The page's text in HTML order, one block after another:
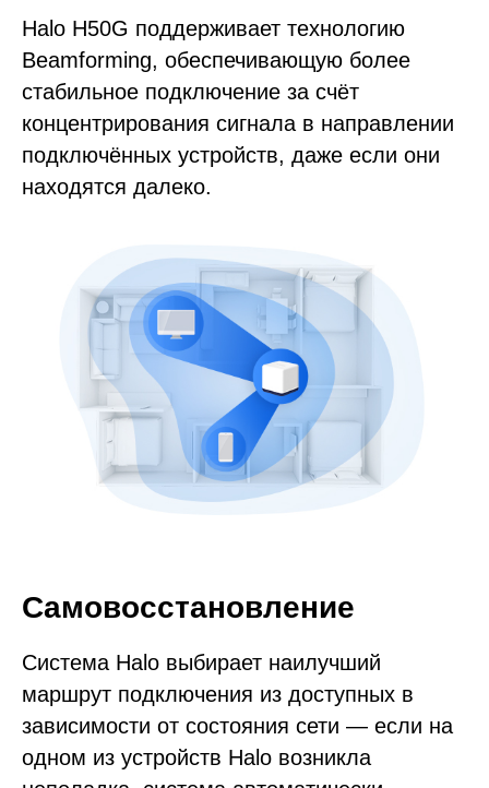
Halo H50G поддерживает технологию
Beamforming, обеспечивающую более
стабильное подключение за счёт
концентрирования сигнала в направлении
подключённых устройств, даже если они
находятся далеко.
Самовосстановление
Система Halo выбирает наилучший
маршрут подключения из доступных в
зависимости от состояния сети — если на
одном из устройств Halo возникла